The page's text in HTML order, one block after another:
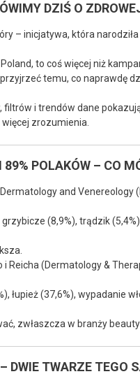
DZIŚ O
– inicjatywa, która
to coś więcej niż
temu, co naprawdę
filtrów i trendów dane
zrozumienia.
89% POLAKÓW – CO
and Venereology
(8,9%), trądzik
Reicha (Dermatology &
łupież (37,6%), wypadanie
zwłaszcza w branży
DWIE TWARZE TEGO